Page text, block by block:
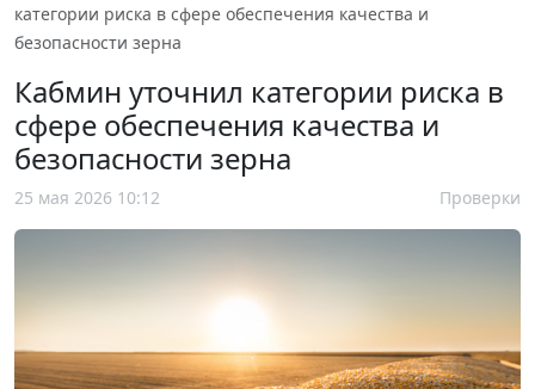
категории риска в сфере обеспечения качества и
безопасности зерна
Кабмин уточнил категории риска в
сфере обеспечения качества и
безопасности зерна
25 мая 2026 10:12 Проверки